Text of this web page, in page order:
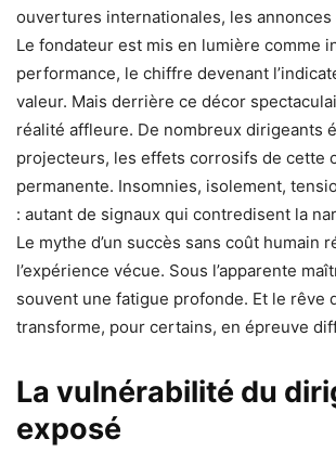
ouvertures internationales, les
Le fondateur est mis en lumière comme
performance, le chiffre devenant
valeur. Mais derrière ce décor
réalité affleure. De nombreux dirigeants
projecteurs, les effets corrosifs de cette
permanente. Insomnies, isolement,
: autant de signaux qui contredisent la
Le mythe d’un succès sans coût humain
l’expérience vécue. Sous l’apparente
souvent une fatigue profonde. Et le rêve
transforme, pour certains, en épreuve
La vulnérabilité du
exposé